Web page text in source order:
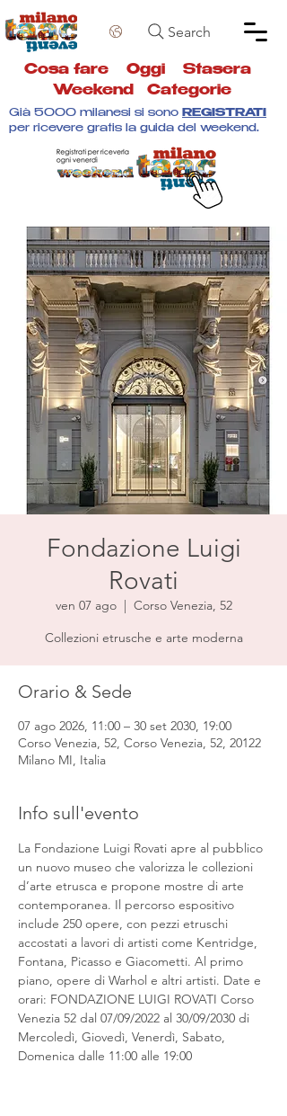
Search
Cosa fare Oggi Stasera
Weekend
Categorie
Già 5000 milanesi si sono REGISTRATI
per ricevere gratis la guida del weekend.
Fondazione Luigi
Rovati
ven 07 ago
  |
Corso Venezia, 52
Collezioni etrusche e arte moderna
Orario & Sede
07 ago 2026, 11:00 – 30 set 2030, 19:00
Corso Venezia, 52, Corso Venezia, 52, 20122
Milano MI, Italia
Info sull'evento
La Fondazione Luigi Rovati apre al pubblico
un nuovo museo che valorizza le collezioni
d’arte etrusca e propone mostre di arte
contemporanea. Il percorso espositivo
include 250 opere, con pezzi etruschi
accostati a lavori di artisti come Kentridge,
Fontana, Picasso e Giacometti. Al primo
piano, opere di Warhol e altri artisti. Date e
orari: FONDAZIONE LUIGI ROVATI Corso
Venezia 52 dal 07/09/2022 al 30/09/2030 di
Mercoledì, Giovedì, Venerdì, Sabato,
Domenica dalle 11:00 alle 19:00